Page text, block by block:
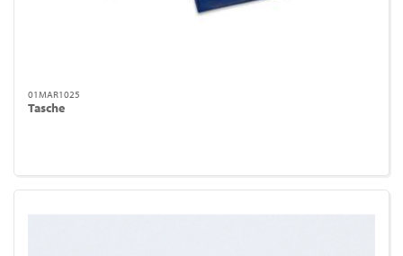
01MAR1025
Tasche